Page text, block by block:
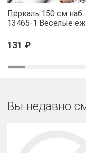
Перкаль 150 см наб
13465-1 Веселые
131 ₽
Вы недавно